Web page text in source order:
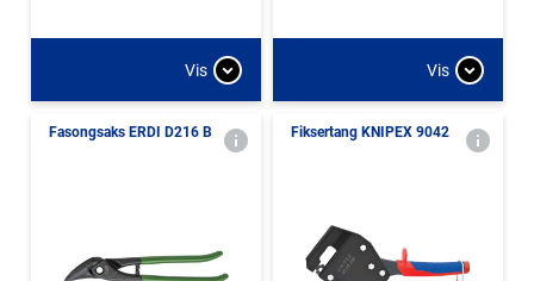
Vis Vis
Fasongsaks ERDI D216 B Fiksertang KNIPEX 9042